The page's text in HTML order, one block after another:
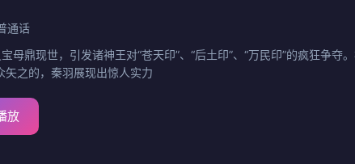
通话
母鼎现世，引发诸神王对“苍天印”、“后土印”、“万民印”的疯狂争
之的，秦羽展现出惊人实力
放